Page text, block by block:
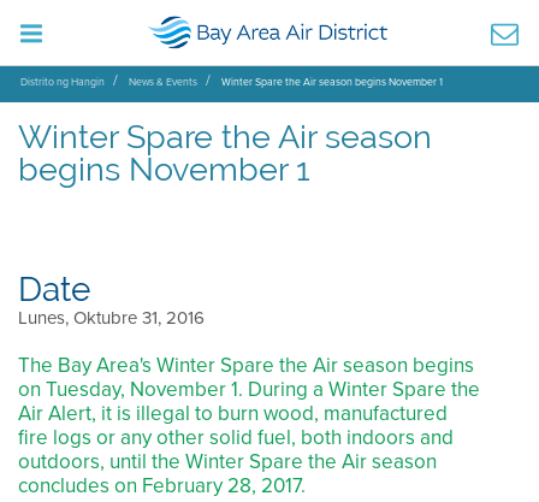
Distrito ng Hangin News & Events Winter Spare the Air season begins November 1
Winter Spare the Air season
begins November 1
Date
Lunes, Oktubre 31, 2016
The Bay Area's Winter Spare the Air season begins
on Tuesday, November 1. During a Winter Spare the
Air Alert, it is illegal to burn wood, manufactured
fire logs or any other solid fuel, both indoors and
outdoors, until the Winter Spare the Air season
concludes on February 28, 2017.